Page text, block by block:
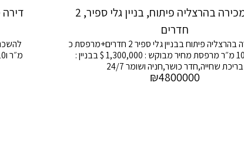
דירה למכירה בהרצליה פיתוח, בניין גלי ספיר, 2
חדרים
למכירה דירה בהרצליה פיתוח בבניין גלי ספיר 2 חדרים+מרפסת כ
55 מ״ר+10 מ״ר מרפסת מחיר מבוקש : 1,300,000 $ בבניין :
בריכת שחייה,חדר כושר,חניה ושומר 24/7
₪4800000